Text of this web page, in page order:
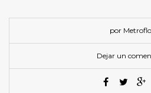
por
Dejar un